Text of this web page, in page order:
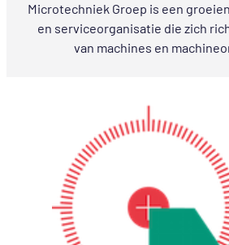
Microtechniek Groep is een
en serviceorganisatie die zich
van machines en